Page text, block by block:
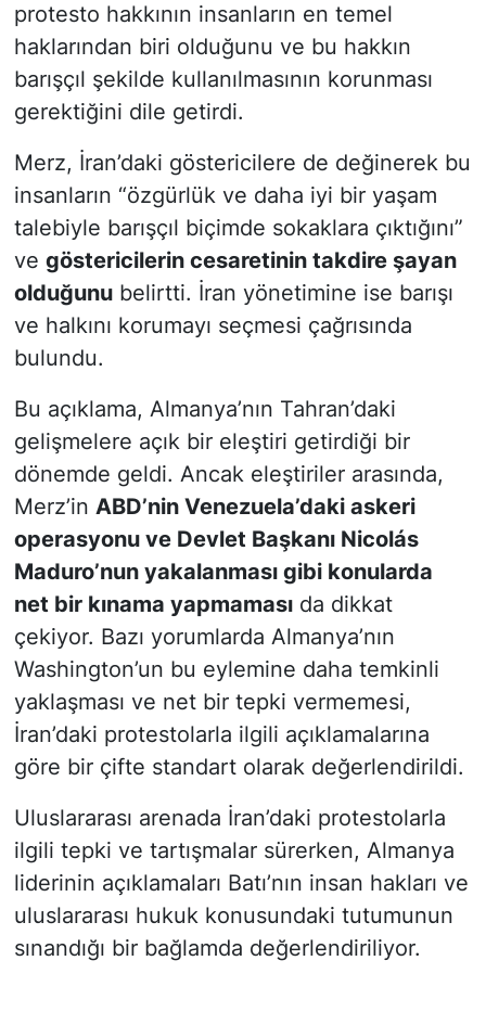
protesto hakkının insanların en temel
haklarından biri olduğunu ve bu hakkın
barışçıl şekilde kullanılmasının korunması
gerektiğini dile getirdi.
Merz, İran’daki göstericilere de değinerek bu
insanların “özgürlük ve daha iyi bir yaşam
talebiyle barışçıl biçimde sokaklara çıktığını”
ve göstericilerin cesaretinin takdire şayan
olduğunubelirtti. İran yönetimine ise barışı
ve halkını korumayı seçmesi çağrısında
bulundu.
Bu açıklama, Almanya’nın Tahran’daki
gelişmelere açık bir eleştiri getirdiği bir
dönemde geldi. Ancak eleştiriler arasında,
Merz’in ABD’nin Venezuela’daki askeri
operasyonu ve Devlet Başkanı Nicolás
Maduro’nun yakalanması gibi konularda
net bir kınama yapmamasıda dikkat
çekiyor. Bazı yorumlarda Almanya’nın
Washington’un bu eylemine daha temkinli
yaklaşması ve net bir tepki vermemesi,
İran’daki protestolarla ilgili açıklamalarına
göre bir çifte standart olarak değerlendirildi.
Uluslararası arenada İran’daki protestolarla
ilgili tepki ve tartışmalar sürerken, Almanya
liderinin açıklamaları Batı’nın insan hakları ve
uluslararası hukuk konusundaki tutumunun
sınandığı bir bağlamda değerlendiriliyor.